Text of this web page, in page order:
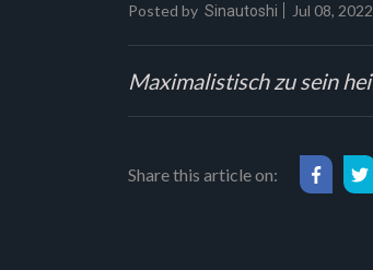
Posted by Sinautoshi Jul 08, 2022
Maximalistisch zu sein
Share this article on: